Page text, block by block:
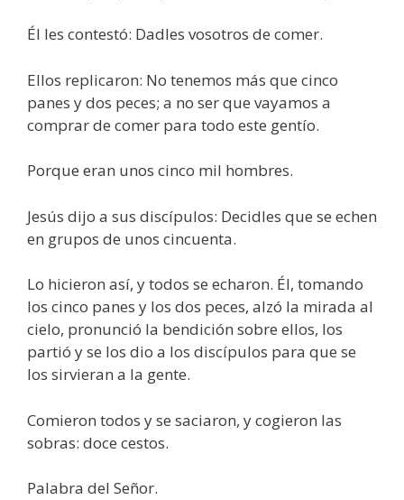
Él les contestó: Dadles vosotros de comer.
Ellos replicaron: No tenemos más que cinco
panes y dos peces; a no ser que vayamos a
comprar de comer para todo este gentío.
Porque eran unos cinco mil hombres.
Jesús dijo a sus discípulos: Decidles que se echen
en grupos de unos cincuenta.
Lo hicieron así, y todos se echaron. Él, tomando
los cinco panes y los dos peces, alzó la mirada al
cielo, pronunció la bendición sobre ellos, los
partió y se los dio a los discípulos para que se
los sirvieran a la gente.
Comieron todos y se saciaron, y cogieron las
sobras: doce cestos.
Palabra del Señor.